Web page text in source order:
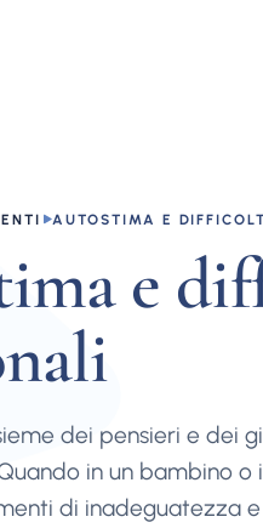
AUTOSTIMA E
e
dei pensieri e dei
in un bambino o
di inadeguatezza